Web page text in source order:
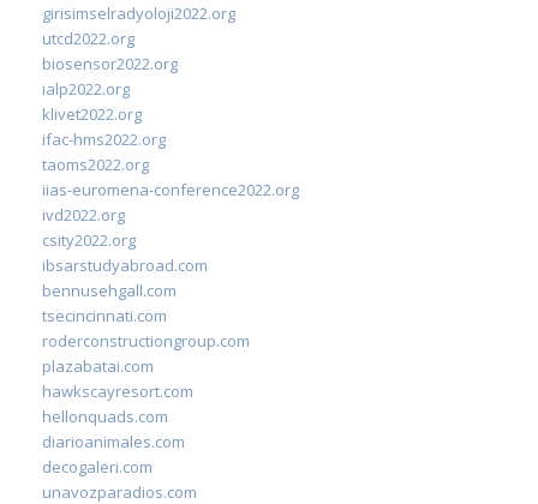
girisimselradyoloji2022.org
utcd2022.org
biosensor2022.org
ialp2022.org
klivet2022.org
ifac-hms2022.org
taoms2022.org
iias-euromena-conference2022.org
ivd2022.org
csity2022.org
ibsarstudyabroad.com
bennusehgall.com
tsecincinnati.com
roderconstructiongroup.com
plazabatai.com
hawkscayresort.com
hellonquads.com
diarioanimales.com
decogaleri.com
unavozparadios.com